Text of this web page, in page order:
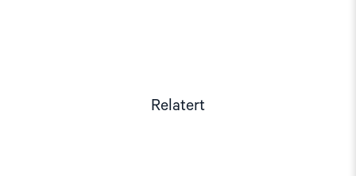
Relatert